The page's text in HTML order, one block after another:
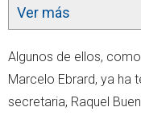
Ver más
Algunos de ellos,
Marcelo Ebrard, ya ha
secretaria, Raquel